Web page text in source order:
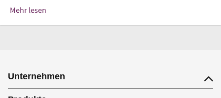
Mehr lesen
Unternehmen